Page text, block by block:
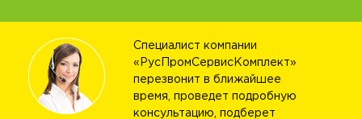
Специалист компании
«РусПромСервисКомплект»
перезвонит в ближайшее
время, проведет подробную
консультацию, подберет